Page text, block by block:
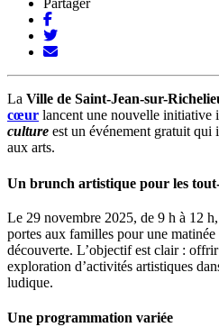
Partager
La Ville de Saint-Jean-sur-
cœur lancent une nouvelle initiative
culture est un événement gratuit qui
aux arts.
Un brunch artistique pour les
Le 29 novembre 2025, de 9 h à 12 h
portes aux familles pour une
découverte. L’objectif est clair :
exploration d’activités artistiques
ludique.
Une programmation variée